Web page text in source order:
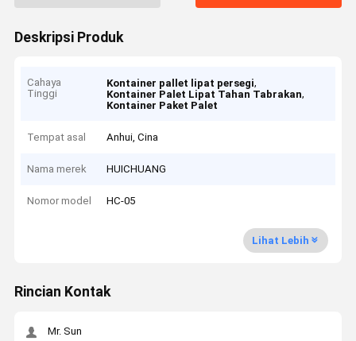
Deskripsi Produk
Cahaya
Tinggi
Kontainer pallet lipat persegi,
Kontainer Palet Lipat Tahan Tabrakan,
Kontainer Paket Palet
Tempat asal Anhui, Cina
Nama merek HUICHUANG
Nomor model HC-05
Lihat Lebih
Rincian Kontak
Mr. Sun